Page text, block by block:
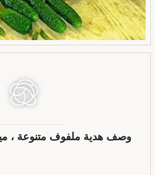
وصف هدية ملفوف متنوعة ،